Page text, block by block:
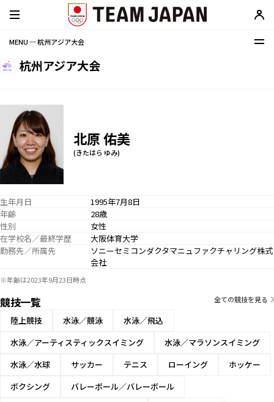
MENU ─ 杭州アジア大会
杭州アジア大会
北原 佑美
(きたはら ゆみ)
生年月日
1995年7月8日
年齢
28歳
性別
女性
在学校名／最終学歴
大阪体育大学
勤務先／所属先
ソニーセミコンダクタマニュファクチャリング株式
会社
※年齢は2023年9月23日時点
競技一覧 全ての競技を見る
陸上競技 水泳／競泳
水泳／飛込
水泳／アーティスティックスイミング
水泳／マラソンスイミング
水泳／水球
サッカー テニス ローイング
ホッケー
ボクシング
バレーボール／バレーボール